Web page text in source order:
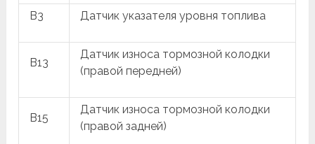
B3 Датчик указателя уровня топлива
B13
Датчик износа тормозной колодки
(правой передней)
B15
Датчик износа тормозной колодки
(правой задней)